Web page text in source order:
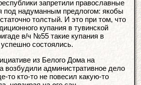
запретили православные
под надуманным предлогом: якобы
толстый. И это при том, что
купания в тувинской
в/ч №55 такие купания в
состоялись.
из Белого Дома на
возбудили административное дело
то кто-то не повесил какую-то